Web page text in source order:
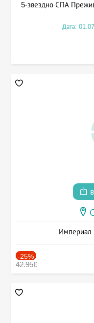
5-звездно СПА
Дата:
Империал
-25%
42.95€